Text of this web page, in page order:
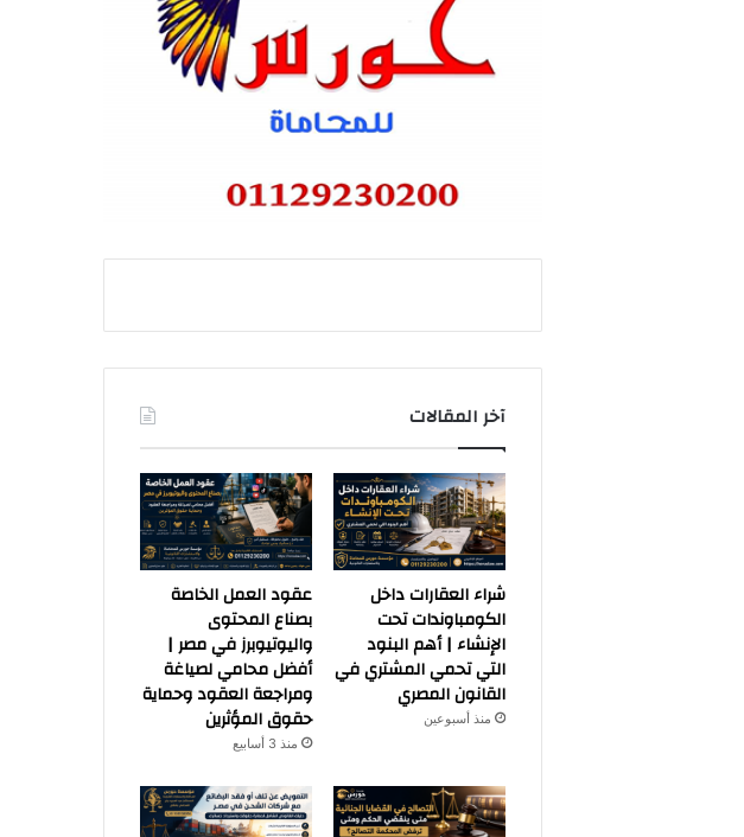
آخر المقالات
شراء العقارات داخل
الكومباوندات تحت
الإنشاء | أهم البنود
التي تحمي المشتري في
القانون المصري
منذ أسبوعين
عقود العمل الخاصة
بصناع المحتوى
واليوتيوبرز في مصر |
أفضل محامي لصياغة
ومراجعة العقود وحماية
حقوق المؤثرين
منذ 3 أسابيع